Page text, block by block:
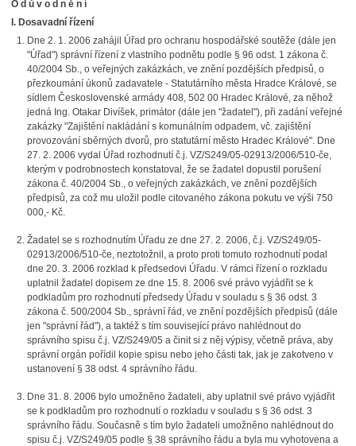
O d ů v o d n ě n í
I. Dosavadní řízení
Dne 2. 1. 2006 zahájil Úřad pro ochranu hospodářské soutěže (dále jen
"Úřad") správní řízení z vlastního podnětu podle § 96 odst. 1 zákona č.
40/2004 Sb., o veřejných zakázkách, ve znění pozdějších předpisů, o
přezkoumání úkonů zadavatele - Statutárního města Hradce Králové, se
sídlem Československé armády 408, 502 00 Hradec Králové, za něhož
jedná Ing. Otakar Divíšek, primátor (dále jen "žadatel"), při zadání veřejné
zakázky "Zajištění nakládání s komunálním odpadem, vč. zajištění
provozování sběrných dvorů, pro statutární město Hradec Králové". Dne
27. 2. 2006 vydal Úřad rozhodnutí č.j. VZ/S249/05-02913/2006/510-če,
kterým v podrobnostech konstatoval, že se žadatel dopustil porušení
zákona č. 40/2004 Sb., o veřejných zakázkách, ve znění pozdějších
předpisů, za což mu uložil podle citovaného zákona pokutu ve výši 750
000,- Kč.
Žadatel se s rozhodnutím Úřadu ze dne 27. 2. 2006, č.j. VZ/S249/05-
02913/2006/510-če, neztotožnil, a proto proti tomuto rozhodnutí podal
dne 20. 3. 2006 rozklad k předsedovi Úřadu. V rámci řízení o rozkladu
uplatnil žadatel dopisem ze dne 15. 8. 2006 své právo vyjádřit se k
podkladům pro rozhodnutí předsedy Úřadu v souladu s § 36 odst. 3
zákona č. 500/2004 Sb., správní řád, ve znění pozdějších předpisů (dále
jen "správní řád"), a taktéž s tím související právo nahlédnout do
správního spisu č.j. VZ/S249/05 a činit si z něj výpisy, včetně práva, aby
správní orgán pořídil kopie spisu nebo jeho části tak, jak je zakotveno v
ustanovení § 38 odst. 4 správního řádu.
Dne 31. 8. 2006 bylo umožněno žadateli, aby uplatnil své právo vyjádřit
se k podkladům pro rozhodnutí o rozkladu v souladu s § 36 odst. 3
správního řádu. Současně s tím bylo žadateli umožněno nahlédnout do
spisu č.j. VZ/S249/05 podle § 38 správního řádu a byla mu vyhotovena a